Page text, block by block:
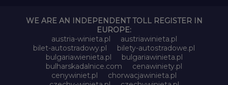
WE ARE AN INDEPENDENT TOLL REGISTER IN
EUROPE:
austria-winieta.pl
austriawinieta.pl
bilet-autostradowy.pl
bilety-autostradowe.pl
bulgariawienieta.pl
bulgariawinieta.pl
bulharskadalnice.com
cenawiniety.pl
cenywiniet.pl
chorwacjawinieta.pl